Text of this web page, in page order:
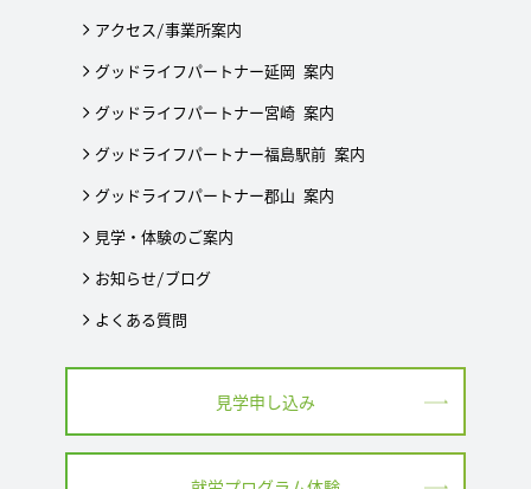
アクセス/事業所案内
グッドライフパートナー延岡 案内
グッドライフパートナー宮崎 案内
グッドライフパートナー福島駅前 案内
グッドライフパートナー郡山 案内
見学・体験のご案内
お知らせ/ブログ
よくある質問
見学申し込み